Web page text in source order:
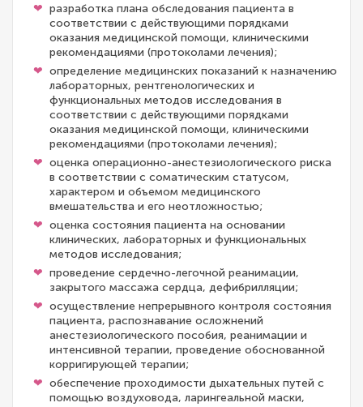
разработка плана обследования пациента в
соответствии с действующими порядками
оказания медицинской помощи, клиническими
рекомендациями (протоколами лечения);
определение медицинских показаний к назначению
лабораторных, рентгенологических и
функциональных методов исследования в
соответствии с действующими порядками
оказания медицинской помощи, клиническими
рекомендациями (протоколами лечения);
оценка операционно-анестезиологического риска
в соответствии с соматическим статусом,
характером и объемом медицинского
вмешательства и его неотложностью;
оценка состояния пациента на основании
клинических, лабораторных и функциональных
методов исследования;
проведение сердечно-легочной реанимации,
закрытого массажа сердца, дефибрилляции;
осуществление непрерывного контроля состояния
пациента, распознавание осложнений
анестезиологического пособия, реанимации и
интенсивной терапии, проведение обоснованной
корригирующей терапии;
обеспечение проходимости дыхательных путей с
помощью воздуховода, ларингеальной маски,